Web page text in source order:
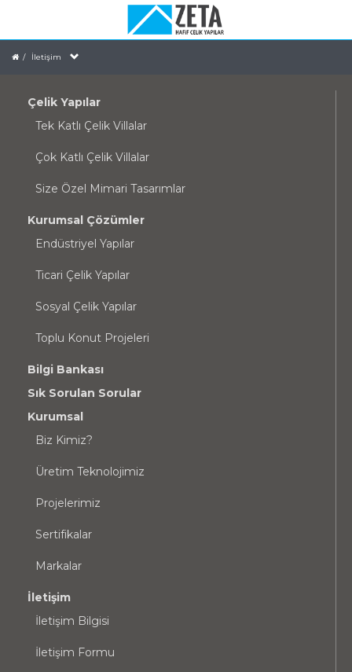
İletişim
Çelik Yapılar
Tek Katlı Çelik Villalar
Çok Katlı Çelik Villalar
Size Özel Mimari Tasarımlar
Kurumsal Çözümler
Endüstriyel Yapılar
Ticari Çelik Yapılar
Sosyal Çelik Yapılar
Toplu Konut Projeleri
Bilgi Bankası
Sık Sorulan Sorular
Kurumsal
Biz Kimiz?
Üretim Teknolojimiz
Projelerimiz
Sertifikalar
Markalar
İletişim
İletişim Bilgisi
İletişim Formu